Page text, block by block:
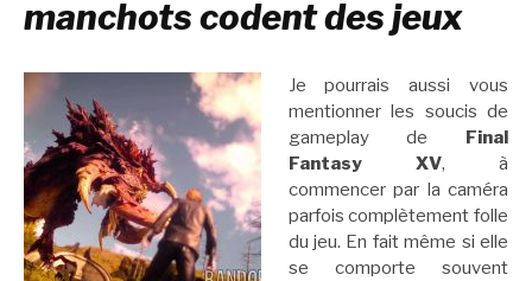
manchots codent des jeux
Je pourrais aussi vous
mentionner les soucis de
gameplay de Final
Fantasy XV, à
commencer par la caméra
parfois complètement folle
du jeu. En fait même si elle
se comporte souvent